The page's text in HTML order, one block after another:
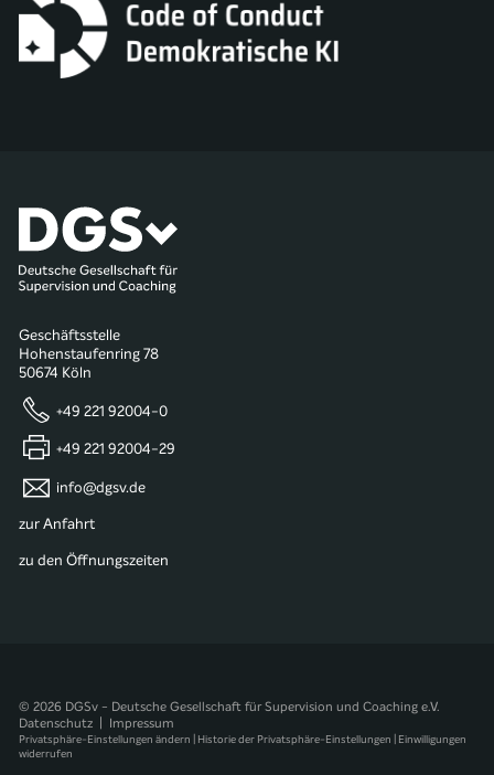
Geschäftsstelle
Hohenstaufenring 78
50674 Köln
+49 221 92004-0
+49 221 92004-29
info@dgsv.de
zur Anfahrt
zu den Öffnungszeiten
© 2026 DGSv - Deutsche Gesellschaft für Supervision und Coaching e.V.
Datenschutz
Impressum
Privatsphäre-Einstellungen ändern | Historie der Privatsphäre-Einstellungen | Einwilligungen
widerrufen